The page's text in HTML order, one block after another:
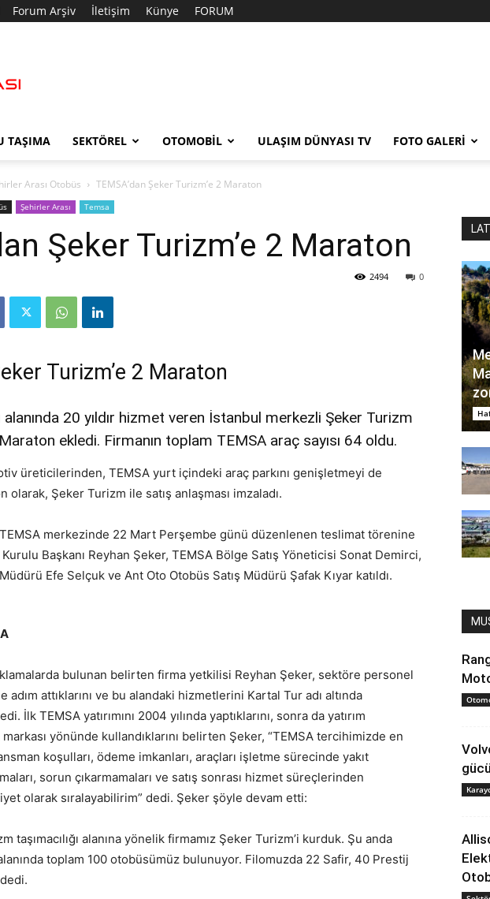
Forum Arşiv İletişim Künye FORUM
TAŞIMA SEKTÖREL OTOMOBIL ULAŞIM DÜNYASI TV FOTO GALERI
Arası Otobüs TEMSA’dan Şeker Turizm’e 2 Maraton
Şehirler Arası Temsa
Şeker Turizm’e 2 Maraton
0
2494
Turizm’e 2 Maraton
alanında 20 yıldır hizmet veren İstanbul merkezli Şeker Turizm
ekledi. Firmanın toplam TEMSA araç sayısı 64 oldu.
üreticilerinden, TEMSA yurt içindeki araç parkını genişletmeyi de
olarak, Şeker Turizm ile satış anlaşması imzaladı.
TEMSA merkezinde 22 Mart Perşembe günü düzenlenen teslimat törenine
Başkanı Reyhan Şeker, TEMSA Bölge Satış Yöneticisi Sonat Demirci,
Efe Selçuk ve Ant Oto Otobüs Satış Müdürü Şafak Kıyar katıldı.
bulunan belirten firma yetkilisi Reyhan Şeker, sektöre personel
adım attıklarını ve bu alandaki hizmetlerini Kartal Tur adı altında
İlk TEMSA yatırımını 2004 yılında yaptıklarını, sonra da yatırım
markası yönünde kullandıklarını belirten Şeker, “TEMSA tercihimizde en
koşulları, ödeme imkanları, araçları işletme sürecinde yakıt
sorun çıkarmamaları ve satış sonrası hizmet süreçlerinden
olarak sıralayabilirim” dedi. Şeker şöyle devam etti:
taşımacılığı alanına yönelik firmamız Şeker Turizm’i kurduk. Şu anda
toplam 100 otobüsümüz bulunuyor. Filomuzda 22 Safir, 40 Prestij